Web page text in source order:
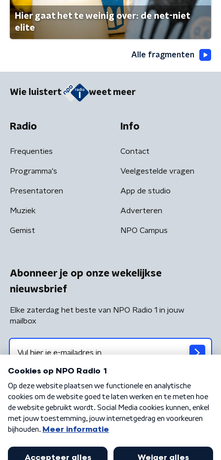
Hier gaat het te weinig over: de net-niet
elite
Alle fragmenten
Wie luistert weet meer
Radio
Frequenties
Programma's
Presentatoren
Muziek
Gemist
Info
Contact
Veelgestelde vragen
App de studio
Adverteren
NPO Campus
Abonneer je op onze wekelijkse
nieuwsbrief
Elke zaterdag het beste van NPO Radio 1 in jouw
mailbox
Algemene voorwaarden Privacybeleid